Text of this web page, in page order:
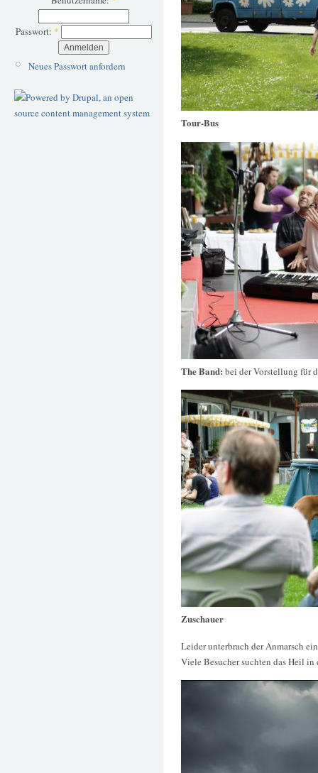
Passwort: *
Neues Passwort anfordern
Tour-Bus
The Band: bei der Vorstellung für
Zuschauer
Leider unterbrach der Anmarsch
Viele Besucher suchten das Heil